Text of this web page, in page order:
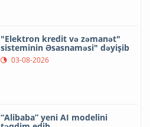
"Elektron kredit və zəmanət"
sisteminin Əsasnaməsi" dəyişib
03-08-2026
“Alibaba” yeni AI modelini